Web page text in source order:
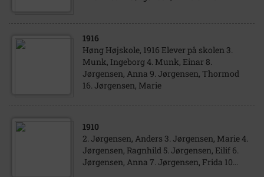
1916
Høng Højskole, 1916 Elever på skolen 3.
Munk, Ingeborg 4. Munk, Einar 8.
Jørgensen, Anna 9. Jørgensen, Thormod
16. Jørgensen, Marie
1910
2. Jørgensen, Anders 3. Jørgensen, Marie 4.
Jørgensen, Ragnhild 5. Jørgensen, Eilif 6.
Jørgensen, Anna 7. Jørgensen, Frida 10...